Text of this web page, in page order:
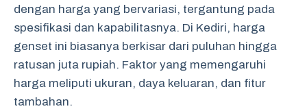
dengan harga yang bervariasi, tergantung pada
spesifikasi dan kapabilitasnya. Di Kediri, harga
genset ini biasanya berkisar dari puluhan hingga
ratusan juta rupiah. Faktor yang memengaruhi
harga meliputi ukuran, daya keluaran, dan fitur
tambahan.